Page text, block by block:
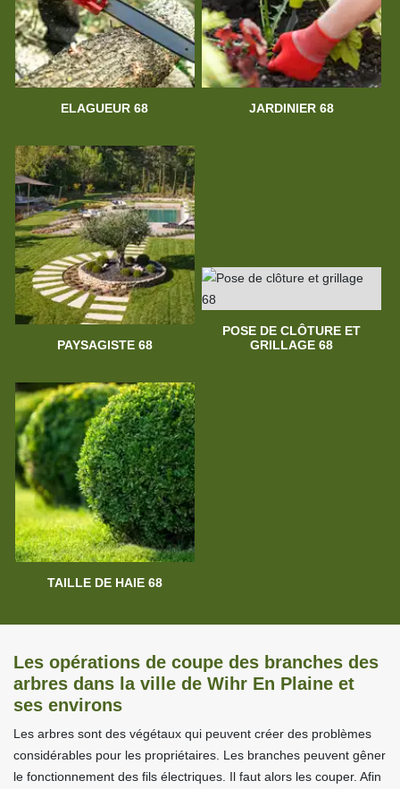
ELAGUEUR 68 JARDINIER 68
PAYSAGISTE 68
POSE DE CLÔTURE ET
GRILLAGE 68
TAILLE DE HAIE 68
Les opérations de coupe des branches des
arbres dans la ville de Wihr En Plaine et
ses environs
Les arbres sont des végétaux qui peuvent créer des problèmes
considérables pour les propriétaires. Les branches peuvent gêner
le fonctionnement des fils électriques. Il faut alors les couper. Afin